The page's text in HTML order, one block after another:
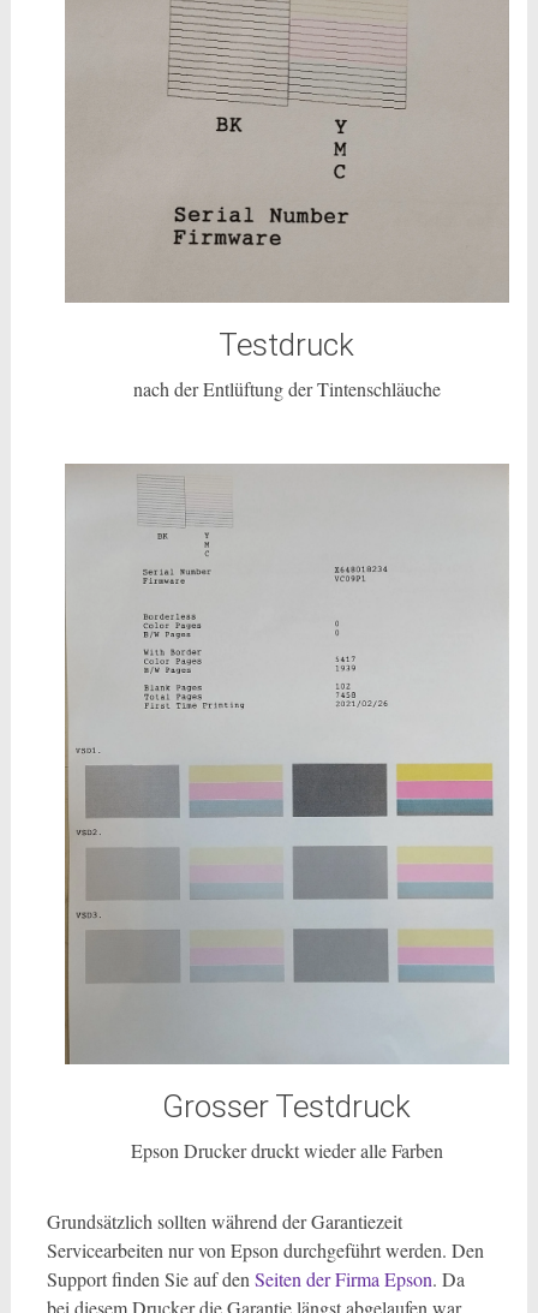
Testdruck
nach der Entlüftung der Tintenschläuche
Grosser Testdruck
Epson Drucker druckt wieder alle Farben
Grundsätzlich sollten während der Garantiezeit
Servicearbeiten nur von Epson durchgeführt werden. Den
Support finden Sie auf den Seiten der Firma Epson. Da
bei diesem Drucker die Garantie längst abgelaufen war,